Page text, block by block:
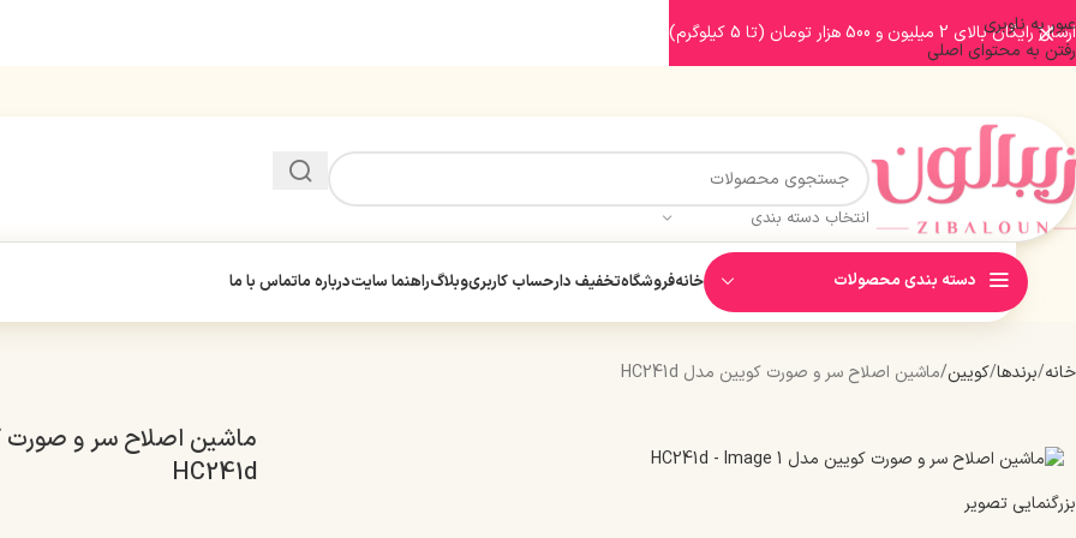
عبور به ناوبری
رفتن به محتوای اصلی
انتخاب دسته بندی
دسته بندی محصولات خانهفروشگاهتخفیف دارحساب کاربریوبلاگراهنما سایتدرباره ماتماس با ما
خانه برندها کویین ماشین اصلاح سر و صورت کویین مدل HC241d
بزرگنمایی تصویر
ماشین اصلاح سر و
HC241d
ارسال رایگان بالای 2 میلیون و 500 هزار تومان (تا 5 کیلوگرم)